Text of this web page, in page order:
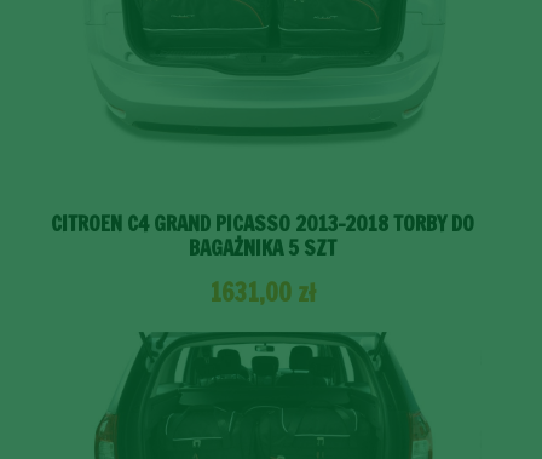
CITROEN C4 GRAND PICASSO 2013-2018 TORBY DO
BAGAŻNIKA 5 SZT
1631,00 zł